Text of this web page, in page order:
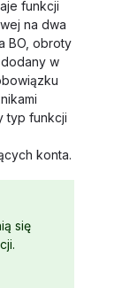
funkcji
na dwa
BO, obroty
w
typ funkcji
konta.
się